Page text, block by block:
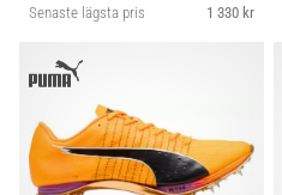
Senaste lägsta pris 1 330 kr